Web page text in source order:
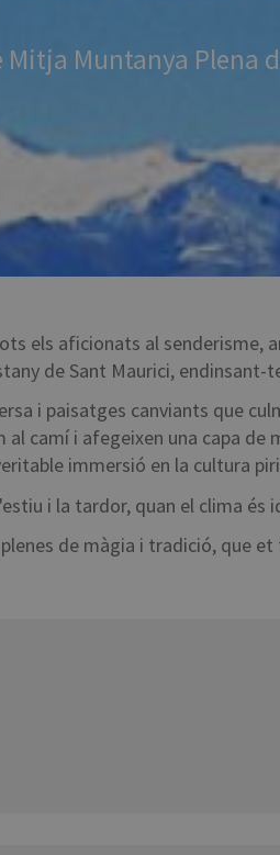
Mitja Muntanya Plena
els aficionats al
de Sant Maurici,
i paisatges canviants que
camí i afegeixen una capa
immersió en la cultura
i la tardor, quan el clima és
de màgia i tradició, que